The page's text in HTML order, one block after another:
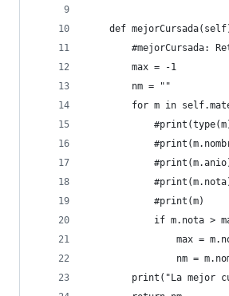
def
#mejorCursada:
        max = -1
        nm = ""
for m in
            #print(m)
if m.nota >
max =
nm =
print("La mejor